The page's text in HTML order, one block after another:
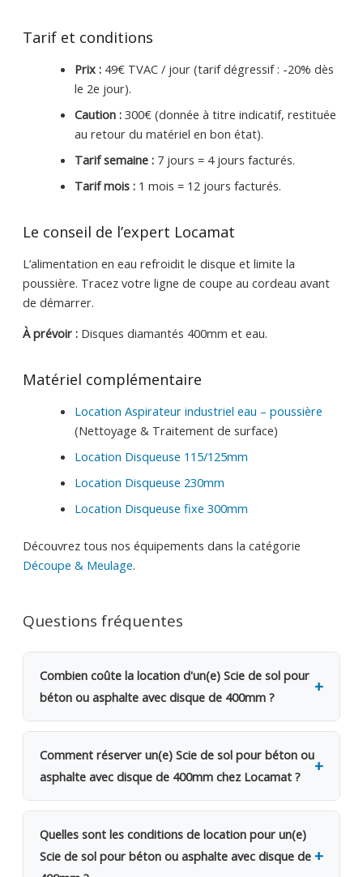
Tarif et conditions
Prix :49€ TVAC / jour (tarif dégressif : -20% dès
le 2e jour).
Caution :300€ (donnée à titre indicatif, restituée
au retour du matériel en bon état).
Tarif semaine :7 jours = 4 jours facturés.
Tarif mois :1 mois = 12 jours facturés.
Le conseil de l’expert Locamat
L’alimentation en eau refroidit le disque et limite la
poussière. Tracez votre ligne de coupe au cordeau avant
de démarrer.
À prévoir :Disques diamantés 400mm et eau.
Matériel complémentaire
Location Aspirateur industriel eau – poussière
(Nettoyage & Traitement de surface)
Location Disqueuse 115/125mm
Location Disqueuse 230mm
Location Disqueuse fixe 300mm
Découvrez tous nos équipements dans la catégorie
Découpe & Meulage.
Questions fréquentes
Combien coûte la location d'un(e) Scie de sol pour
béton ou asphalte avec disque de 400mm ?
La location d'un(e) Scie de sol pour béton ou
asphalte avec disque de 400mm coûte 49€ TVAC
par jour (40.49€ HTVA). Une caution de 300€ est
demandée. Dès le 2e jour, bénéficiez d'une remise
de 20%. Pour une semaine complète, seuls 4 jours
Comment réserver un(e) Scie de sol pour béton ou
asphalte avec disque de 400mm chez Locamat ?
Rendez-vous dans l'une de nos 5 agences en
Belgique ou appelez-nous pour vérifier la
disponibilité. Le retrait se fait sur place le jour
même, avec possibilité de livraison sur votre
Quelles sont les conditions de location pour un(e)
Scie de sol pour béton ou asphalte avec disque de